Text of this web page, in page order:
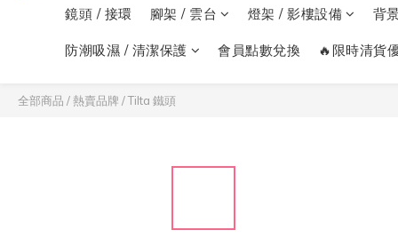
鏡頭 / 接環 腳架 / 雲台 燈架 / 影樓設備 背
防潮吸濕 / 清潔保護 會員點數兌換 🔥限時清貨
全部商品 /熱賣品牌 /Tilta 鐵頭